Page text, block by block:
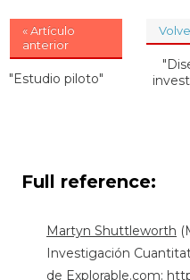
« Artículo
anterior
"Estudio piloto"
Full reference:
Martyn Shuttleworth
Investigación
de Explorable.com: